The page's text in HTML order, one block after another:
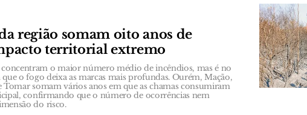
região somam oito anos de
territorial extremo
o maior número médio de incêndios, mas é no
o fogo deixa as marcas mais profundas. Ourém, Mação,
Tomar somam vários anos em que as chamas consumiram
confirmando que o número de ocorrências nem
do risco.